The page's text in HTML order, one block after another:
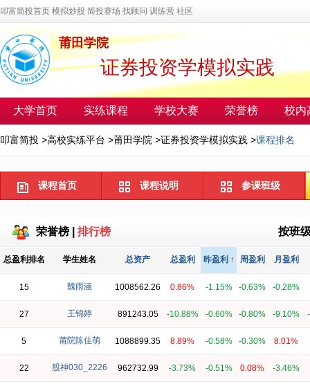
叩富简投首页 模拟炒股 简投赛场 找顾问 训练营 社区
莆田学院
证券投资学模拟实践
大学首页 实练课程 学校大赛 荣誉榜 校内
叩富简投 >高校实练平台 >莆田学院 >证券投资学模拟实践 >课程排名
课程首页 课程说明 参课班级
荣誉榜 排行榜 按班
总盈利排名 学生姓名 总资产 总盈利 昨盈利 ↑ 周盈利 月盈利
15 魏雨涵 1008562.26 0.86% -1.15% -0.63% -0.28%
27 王锦婷 891243.05 -10.88% -0.60% -0.80% -9.10%
5 莆院陈佳萌 1088899.35 8.89% -0.58% -0.30% 8.01%
22 股神030_2226 962732.99 -3.73% -0.51% 0.08% -3.46%